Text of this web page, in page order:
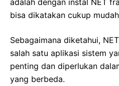
adalah dengan instal NET
bisa dikatakan cukup
Sebagaimana diketahui,
salah satu aplikasi sistem
penting dan diperlukan
yang berbeda.